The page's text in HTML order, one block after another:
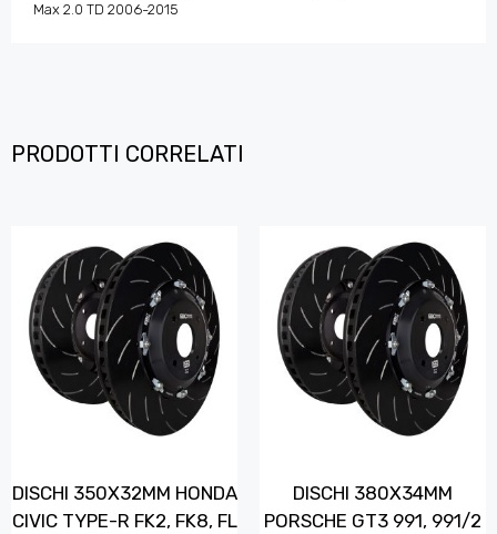
Max 2.0 TD 2006-2015
PRODOTTI CORRELATI
DISCHI 350X32MM HONDA
CIVIC TYPE-R FK2, FK8, FL
DISCHI 380X34MM
PORSCHE GT3 991, 991/2